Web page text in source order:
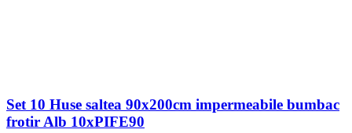
Set 10 Huse saltea 90x200cm impermeabile bumbac
frotir Alb 10xPIFE90